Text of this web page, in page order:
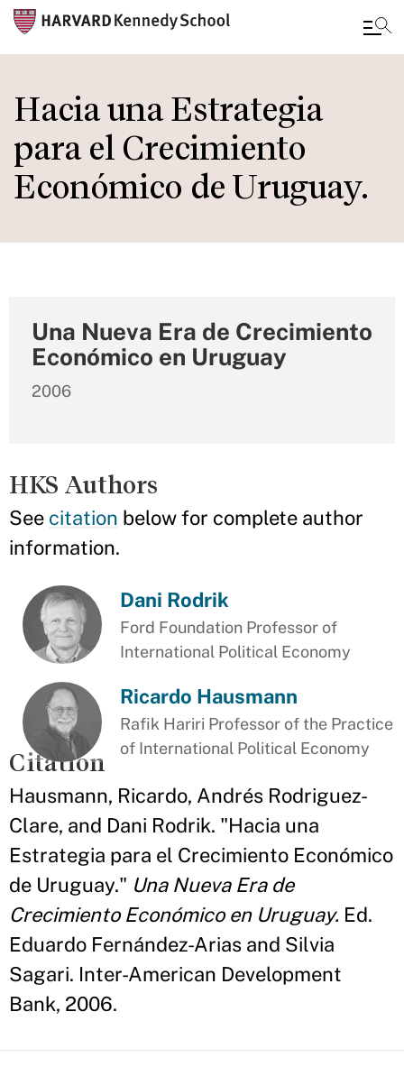
to
main
content
Hacia una Estrategia
para el Crecimiento
Económico de Uruguay.
Una Nueva Era de Crecimiento
Económico en Uruguay
2006
HKS Authors
See citation below for complete author
information.
Dani Rodrik
Ford Foundation Professor of
International Political Economy
Ricardo Hausmann
Rafik Hariri Professor of the Practice
of International Political Economy
Citation
Hausmann, Ricardo, Andrés Rodriguez-
Clare, and Dani Rodrik. "Hacia una
Estrategia para el Crecimiento Económico
de Uruguay." Una Nueva Era de
Crecimiento Económico en Uruguay. Ed.
Eduardo Fernández-Arias and Silvia
Sagari. Inter-American Development
Bank, 2006.